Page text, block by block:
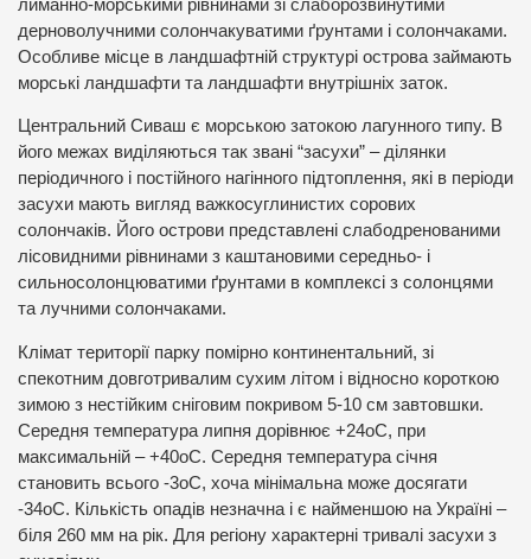
лиманно-морськими рівнинами зі слаборозвинутими
дерноволучними солончакуватими ґрунтами і солончаками.
Особливе місце в ландшафтній структурі острова займають
морські ландшафти та ландшафти внутрішніх заток.
Центральний Сиваш є морською затокою лагунного типу. В
його межах виділяються так звані “засухи” – ділянки
періодичного і постійного нагінного підтоплення, які в періоди
засухи мають вигляд важкосуглинистих сорових
солончаків. Його острови представлені слабодренованими
лісовидними рівнинами з каштановими середньо- і
сильносолонцюватими ґрунтами в комплексі з солонцями
та лучними солончаками.
Клімат території парку помірно континентальний, зі
спекотним довготривалим сухим літом і відносно короткою
зимою з нестійким сніговим покривом 5-10 см завтовшки.
Середня температура липня дорівнює +24оС, при
максимальній – +40оС. Середня температура січня
становить всього -3оС, хоча мінімальна може досягати
-34оС. Кількість опадів незначна і є найменшою на Україні –
біля 260 мм на рік. Для регіону характерні тривалі засухи з